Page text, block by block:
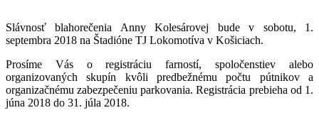
Slávnosť blahorečenia Anny Kolesárovej bude v sobotu, 1.
septembra 2018 na Štadióne TJ Lokomotíva v Košiciach.
Prosíme Vás o registráciu farností, spoločenstiev alebo
organizovaných skupín kvôli predbežnému počtu pútnikov a
organizačnému zabezpečeniu parkovania. Registrácia prebieha od 1.
júna 2018 do 31. júla 2018.